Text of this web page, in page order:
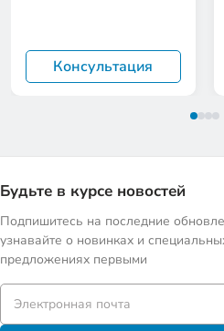
Консультация
Будьте в курсе новостей
Подпишитесь на последние
узнавайте о новинках и
предложениях первыми